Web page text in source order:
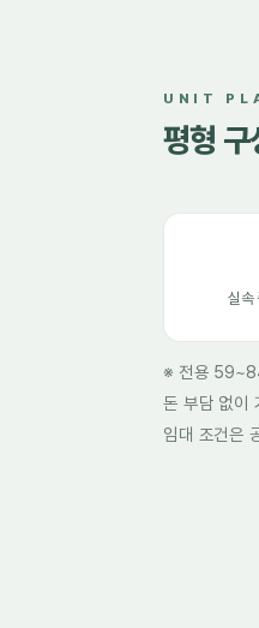
UNIT
평형 구
실속
※ 전용
돈 부담 없이
임대 조건은